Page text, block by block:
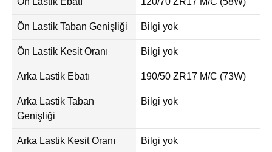
Ön Lastik Taban Genişliği Bilgi yok
Ön Lastik Kesit Oranı Bilgi yok
Arka Lastik Ebatı 190/50 ZR17 M/C (73W)
Arka Lastik Taban
Genişliği
Bilgi yok
Arka Lastik Kesit Oranı Bilgi yok